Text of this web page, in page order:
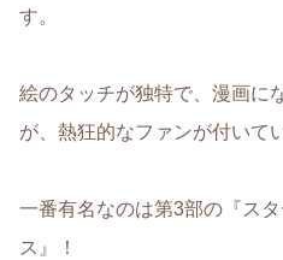
す。
絵のタッチが独特で、漫画に
が、熱狂的なファンが付いて
一番有名なのは第3部の『ス
ス』！